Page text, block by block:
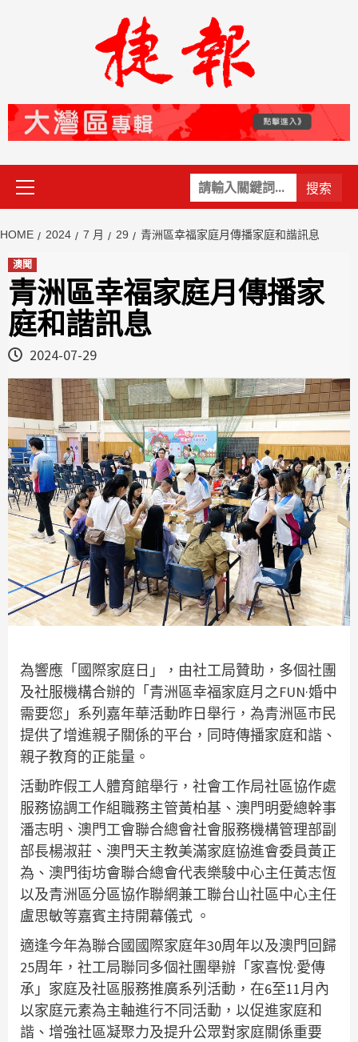
關
鍵
Primary
Menu
HOME 2024 7 月 29 青洲區幸福家庭月傳播家庭和諧訊息
澳聞
青洲區幸福家庭月傳播家
庭和諧訊息
2024-07-29
為響應「國際家庭日」，由社工局贊助，多個社團
及社服機構合辦的「青洲區幸福家庭月之FUN·婚中
需要您」系列嘉年華活動昨日舉行，為青洲區市民
提供了增進親子關係的平台，同時傳播家庭和諧、
親子教育的正能量。
活動昨假工人體育館舉行，社會工作局社區協作處
服務協調工作組職務主管黃柏基、澳門明愛總幹事
潘志明、澳門工會聯合總會社會服務機構管理部副
部長楊淑莊、澳門天主教美滿家庭協進會委員黃正
為、澳門街坊會聯合總會代表樂駿中心主任黃志恆
以及青洲區分區協作聯網兼工聯台山社區中心主任
盧思敏等嘉賓主持開幕儀式 。
適逢今年為聯合國國際家庭年30周年以及澳門回歸
25周年，社工局聯同多個社團舉辦「家喜悅·愛傳
承」家庭及社區服務推廣系列活動，在6至11月內
以家庭元素為主軸進行不同活動，以促進家庭和
諧、增強社區凝聚力及提升公眾對家庭關係重要